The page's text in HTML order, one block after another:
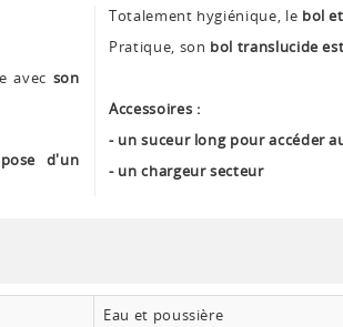
avec son
d'un
Totalement hygiénique, le bol
Pratique, son bol translucide
Accessoires :
- un suceur long pour accéder
- un chargeur secteur
Eau et poussière